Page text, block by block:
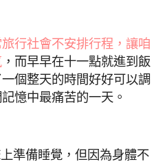
行社會不安排行程，讓咱
，而早早在十一點就進到飯
個整天的時間好好可以調
憶中最痛苦的一天。
準備睡覺，但因為身體不